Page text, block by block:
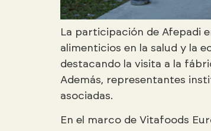
La participación de Afepadi
alimenticios en la salud y la
destacando la visita a la
Además, representantes
asociadas.
En el marco de Vitafoods